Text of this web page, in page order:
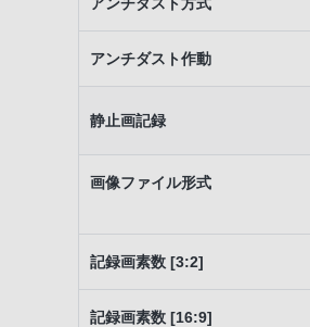
アンチダスト作動
静止画記録
画像ファイル形式
記録画素数 [3:2]
記録画素数 [16:9]